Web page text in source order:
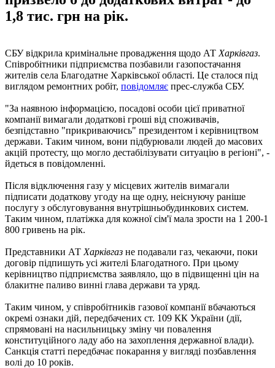
1,8 тис. грн на рік.
СБУ відкрила кримінальне провадження щодо АТ Харківгаз.
Співробітники підприємства позбавили газопостачання
жителів села Благодатне Харківської області. Це сталося під
виглядом ремонтних робіт, повідомляє прес-служба СБУ.
"За наявною інформацією, посадові особи цієї приватної
компанії вимагали додаткові гроші від споживачів,
безпідставно "прикриваючись" президентом і керівництвом
держави. Таким чином, вони підбурювали людей до масових
акцій протесту, що могло дестабілізувати ситуацію в регіоні", -
йдеться в повідомленні.
Після відключення газу у місцевих жителів вимагали
підписати додаткову угоду на ще одну, неіснуючу раніше
послугу з обслуговування внутрішньобудинкових систем.
Таким чином, платіжка для кожної сім'ї мала зрости на 1 200-1
800 гривень на рік.
Представники АТ Харківгаз не подавали газ, чекаючи, поки
договір підпишуть усі жителі Благодатного. При цьому
керівництво підприємства заявляло, що в підвищенні цін на
блакитне паливо винні глава держави та уряд.
Таким чином, у співробітників газової компанії вбачаються
окремі ознаки дій, передбачених ст. 109 КК України (дії,
спрямовані на насильницьку зміну чи повалення
конституційного ладу або на захоплення державної влади).
Санкція статті передбачає покарання у вигляді позбавлення
волі до 10 років.